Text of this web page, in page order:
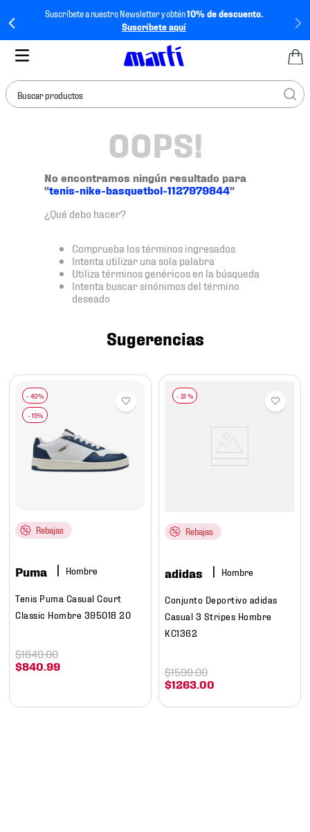
Suscríbete a nuestro Newsletter y obtén10% de descuento.
Suscríbete aquí
Buscar productos
OOPS!
No encontramos ningún resultado para
"tenis-nike-basquetbol-1127979844"
¿Qué debo hacer?
Comprueba los términos ingresados
Intenta utilizar una sola palabra
Utiliza términos genéricos en la búsqueda
Intenta buscar sinónimos del término
deseado
Sugerencias
Rebajas
Puma Hombre
Tenis Puma Casual Court
Classic Hombre 395018 20
$840.99
$1649.00
- 21 %
Rebajas
adidas Hombre
Conjunto Deportivo adidas
Casual 3 Stripes Hombre
KC1362
$1263.00
$1599.00
tenis mujer
tenis hombre
tenis
tenis futbol
mochila
10. tenis nike